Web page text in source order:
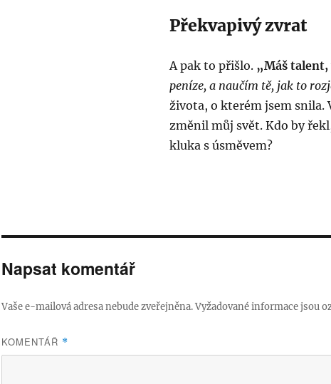
Překvapivý zvrat
A pak to přišlo. „Máš talent,
peníze, a naučím tě, jak to
života, o kterém jsem snila.
změnil můj svět. Kdo by
kluka s úsměvem?
Napsat komentář
Vaše e-mailová adresa nebude zveřejněna.Vyžadované informace jsou
KOMENTÁŘ *